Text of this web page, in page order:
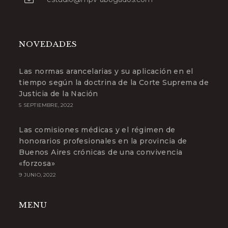
NOVEDADES
Las normas arancelarias y su aplicación en el
tiempo según la doctrina de la Corte Suprema de
Justicia de la Nación
5 SEPTIEMBRE, 2022
Las comisiones médicas y el régimen de
honorarios profesionales en la provincia de
Buenos Aires crónicas de una convivencia
«forzosa»
9 JUNIO, 2022
MENU